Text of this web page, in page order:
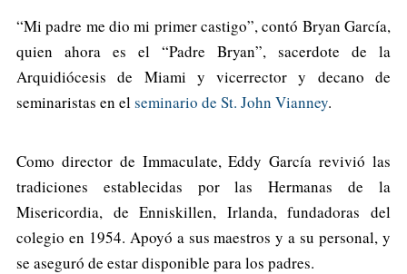
“Mi padre me dio mi primer castigo”, contó Bryan García,
quien ahora es el “Padre Bryan”, sacerdote de la
Arquidiócesis de Miami y vicerrector y decano de
seminaristas en elseminario de St. John Vianney.
Como director de Immaculate, Eddy García revivió las
tradiciones establecidas por las Hermanas de la
Misericordia, de Enniskillen, Irlanda, fundadoras del
colegio en 1954. Apoyó a sus maestros y a su personal, y
se aseguró de estar disponible para los padres.